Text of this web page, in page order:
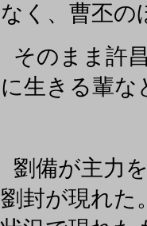
なく、曹丕の
そのまま許
に生きる輩な
劉備が主力
劉封が現れた